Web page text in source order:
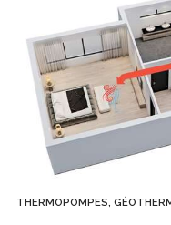
THERMOPOMPES,